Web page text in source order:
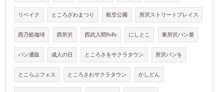
リベイク ところざわまつり 航空公園 所沢ストリートプレイス
西乃処珈琲 西所沢 西武入間PePe にしとこ 東所沢パン屋
パン通販 成人の日 ところさをサクラタウン 所沢パンを
とこらぶフェス ところさわサクラタウン かしどん